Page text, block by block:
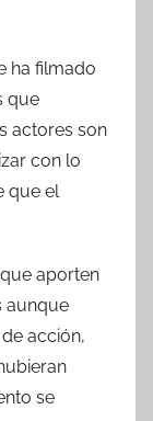
ha filmado
que
actores son
con lo
que el
aporten
aunque
acción,
se